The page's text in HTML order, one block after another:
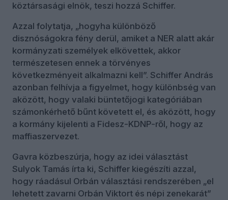
köztársasági elnök, teszi hozzá Schiffer.
Azzal folytatja, „hogyha különböző
disznóságokra fény derül, amiket a NER alatt akár
kormányzati személyek elkövettek, akkor
természetesen ennek a törvényes
következményeit alkalmazni kell”. Schiffer András
azonban felhívja a figyelmet, hogy különbség van
aközött, hogy valaki büntetőjogi kategóriában
számonkérhető bűnt követett el, és aközött, hogy
a kormány kijelenti a Fidesz-KDNP-ről, hogy az
maffiaszervezet.
Gavra közbeszúrja, hogy az idei választást
Sulyok Tamás írta ki, Schiffer kiegészíti azzal,
hogy ráadásul Orbán választási rendszerében „el
lehetett zavarni Orbán Viktort és népi zenekarát”